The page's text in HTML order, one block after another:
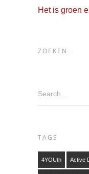
Het is groen
ZOEKEN…
Search...
TAGS
4YOUth Active